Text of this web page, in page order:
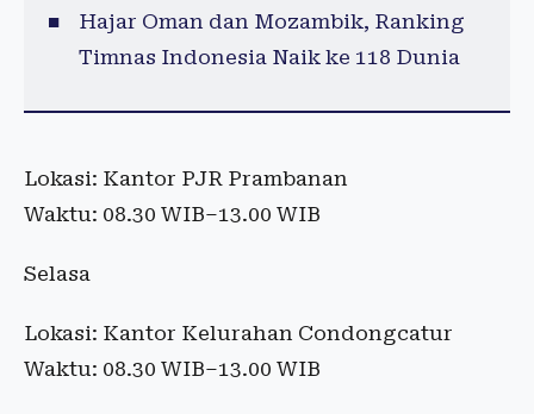
Hajar Oman dan Mozambik, Ranking
Timnas Indonesia Naik ke 118 Dunia
Lokasi: Kantor PJR Prambanan
Waktu: 08.30 WIB–13.00 WIB
Selasa
Lokasi: Kantor Kelurahan Condongcatur
Waktu: 08.30 WIB–13.00 WIB